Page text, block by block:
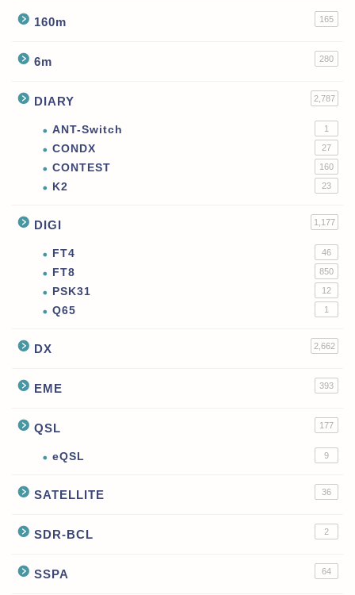
160m 165
6m 280
DIARY 2,787
ANT-Switch 1
CONDX 27
CONTEST 160
K2 23
DIGI 1,177
FT4 46
FT8 850
PSK31 12
Q65 1
DX 2,662
EME 393
QSL 177
eQSL 9
SATELLITE 36
SDR-BCL 2
SSPA 64